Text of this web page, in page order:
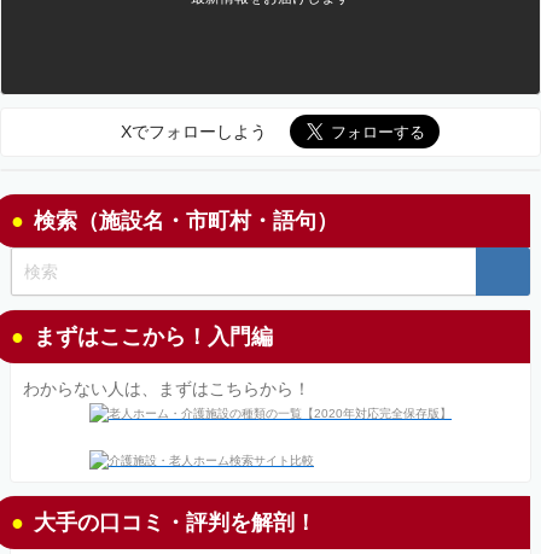
Xでフォローしよう
検索（施設名・市町村・語句）
まずはここから！入門編
わからない人は、まずはこちらから！
大手の口コミ・評判を解剖！